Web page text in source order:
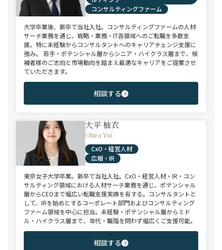
コンサルティングファーム
大学卒業後、新卒で当社入社。コンサルティングファームの人材
サーチ業務を通じ、戦略・業務・IT各領域へのご転職を多数支
援。特に未経験からコンサルタントへのキャリアチェンジ支援に
強み。 若手・ポテンシャル層からシニア・ハイクラス層まで、候
補者様のご志向と市場動向を踏まえ最適なキャリアをご提案させ
ていただきます。
相談する
大平 柚衣
Ohira Yui
CxO・経営人材
広報・IR
東京女子大学卒業。新卒で当社入社。CxO・経営人材・IR・コン
サルティング領域における人材サーチ業務を通じ、ポテンシャル
層からCEOまで幅広い転職支援実績を有する。コンサルタントと
して、IRを始めとするコーポレート部門およびコンサルティング
ファーム領域を中心に担当。未経験・ポテンシャル層からミド
ル・ハイクラス層まで、年代・職階を問わず幅広くご支援可能。
相談する